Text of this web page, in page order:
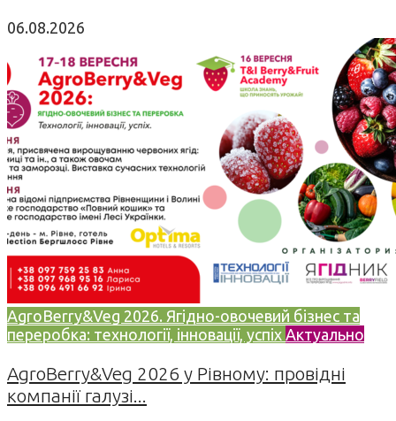
06.08.2026
AgroBerry&Veg 2026. Ягідно-овочевий бізнес та
переробка: технології, інновації, успіх Актуально
AgroBerry&Veg 2026 у Рівному: провідні
компанії галузі...